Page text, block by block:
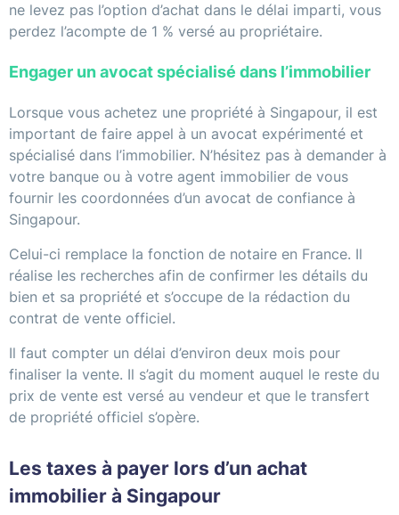
ne levez pas l’option d’achat dans le délai imparti, vous
perdez l’acompte de 1 % versé au propriétaire.
Engager un avocat spécialisé dans l’immobilier
Lorsque vous achetez une propriété à Singapour, il est
important de faire appel à un avocat expérimenté et
spécialisé dans l’immobilier. N’hésitez pas à demander à
votre banque ou à votre agent immobilier de vous
fournir les coordonnées d’un avocat de confiance à
Singapour.
Celui-ci remplace la fonction de notaire en France. Il
réalise les recherches afin de confirmer les détails du
bien et sa propriété et s’occupe de la rédaction du
contrat de vente officiel.
Il faut compter un délai d’environ deux mois pour
finaliser la vente. Il s’agit du moment auquel le reste du
prix de vente est versé au vendeur et que le transfert
de propriété officiel s’opère.
Les taxes à payer lors d’un achat
immobilier à Singapour